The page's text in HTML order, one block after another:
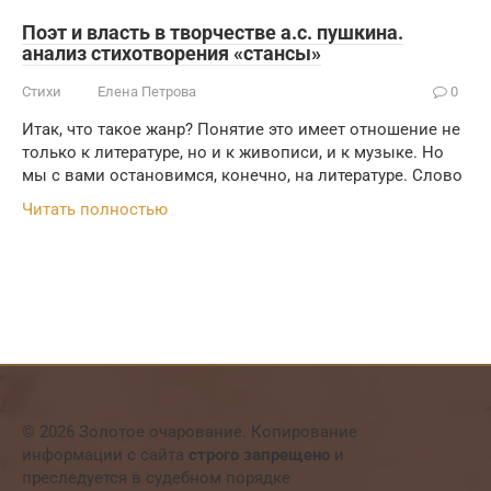
Поэт и власть в творчестве а.с. пушкина.
анализ стихотворения «стансы»
Стихи Елена Петрова 0
Итак, что такое жанр? Понятие это имеет отношение не
только к литературе, но и к живописи, и к музыке. Но
мы с вами остановимся, конечно, на литературе. Слово
Читать полностью
© 2026 Золотое очарование. Копирование
информации с сайта строго запрещено и
преследуется в судебном порядке